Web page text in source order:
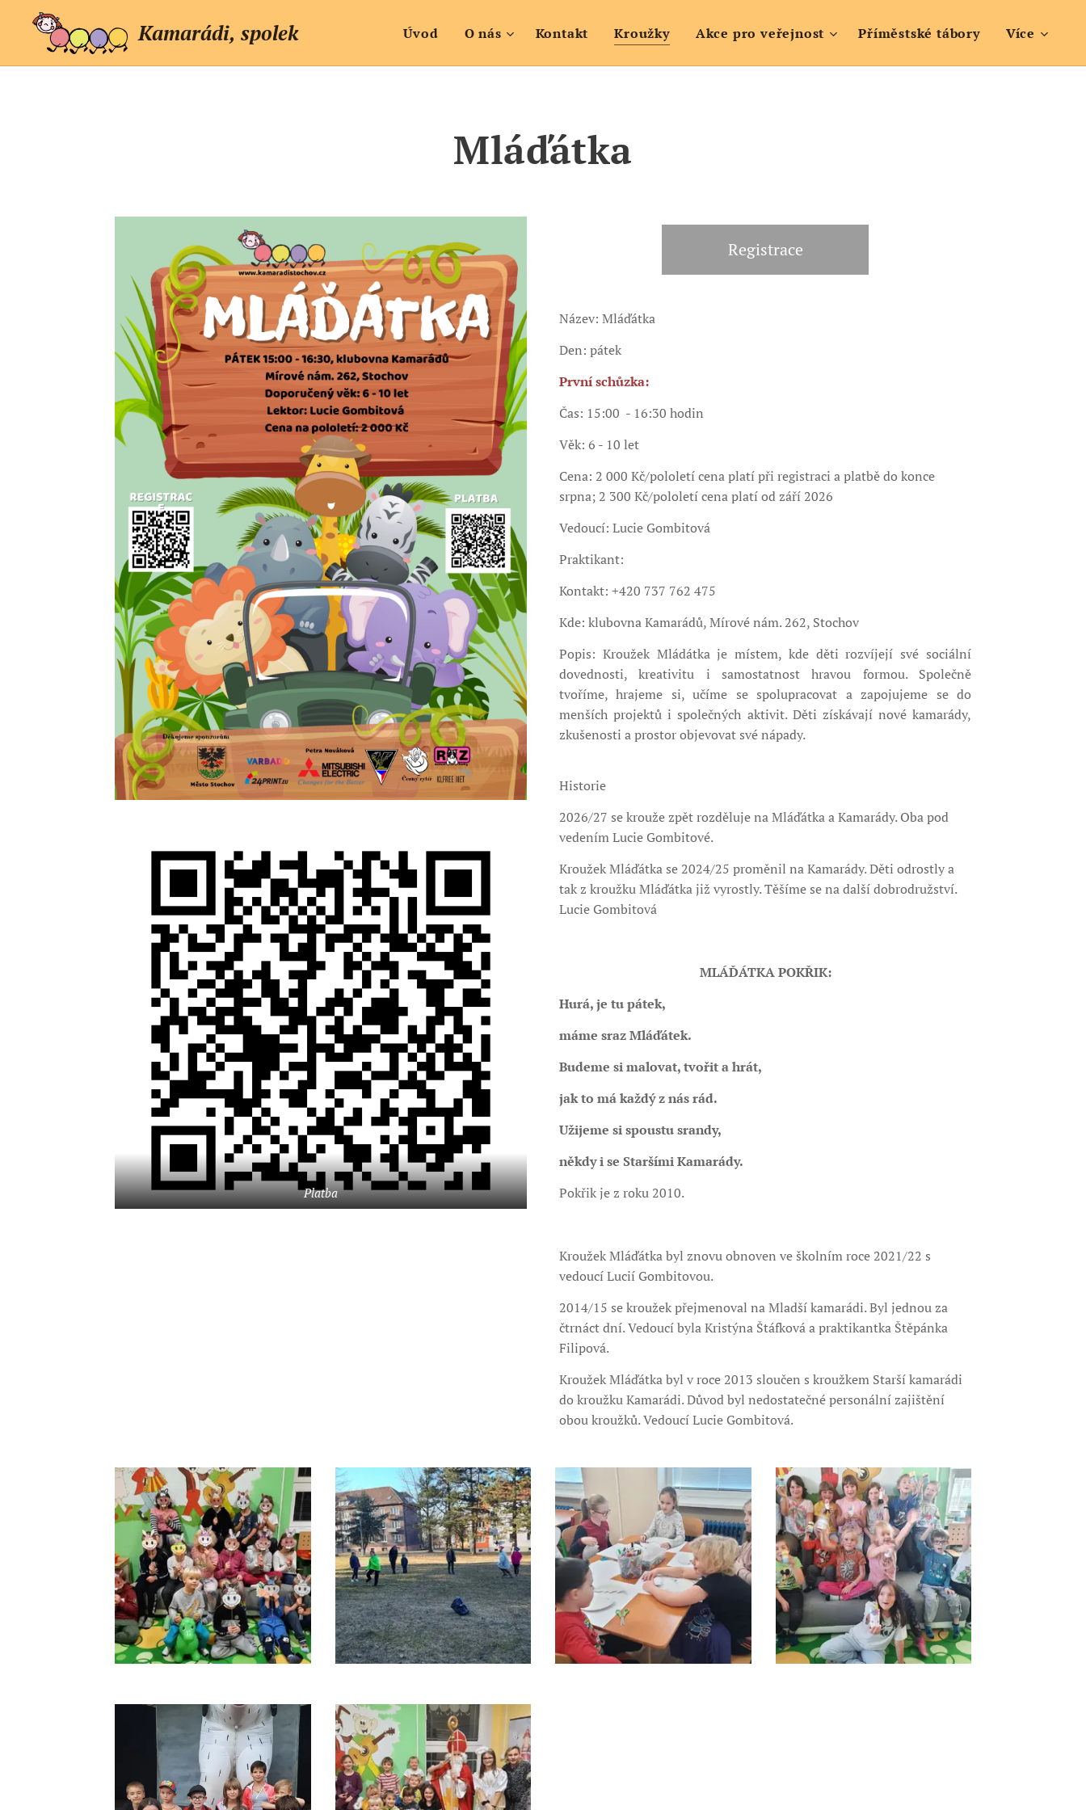
Kamarádi, spolek Úvod O nás Kontakt Kroužky Akce pro veřejnost Příměstské tábory Více
Mláďátka
Platba
Registrace
Název: Mláďátka
Den: pátek
První schůzka:
Čas: 15:00 - 16:30 hodin
Věk: 6 - 10 let
Cena: 2 000 Kč/pololetí cena platí při registraci a platbě do konce
srpna; 2 300 Kč/pololetí cena platí od září 2026
Vedoucí: Lucie Gombitová
Praktikant:
Kontakt: +420 737 762 475
Kde: klubovna Kamarádů, Mírové nám. 262, Stochov
Popis: Kroužek Mládátka je místem, kde děti rozvíjejí své sociální
dovednosti, kreativitu i samostatnost hravou formou. Společně
tvoříme, hrajeme si, učíme se spolupracovat a zapojujeme se do
menších projektů i společných aktivit. Děti získávají nové kamarády,
zkušenosti a prostor objevovat své nápady.
Historie
2026/27 se krouže zpět rozděluje na Mláďátka a Kamarády. Oba pod
vedením Lucie Gombitové.
Kroužek Mláďátka se 2024/25 proměnil na Kamarády. Děti odrostly a
tak z kroužku Mláďátka již vyrostly. Těšíme se na další dobrodružství.
Lucie Gombitová
MLÁĎÁTKA POKŘIK:
Hurá, je tu pátek,
máme sraz Mláďátek.
Budeme si malovat, tvořit a hrát,
jak to má každý z nás rád.
Užijeme si spoustu srandy,
někdy i se Staršími Kamarády.
Pokřik je z roku 2010.
Kroužek Mláďátka byl znovu obnoven ve školním roce 2021/22 s
vedoucí Lucií Gombitovou.
2014/15 se kroužek přejmenoval na Mladší kamarádi. Byl jednou za
čtrnáct dní. Vedoucí byla Kristýna Štáfková a praktikantka Štěpánka
Filipová.
Kroužek Mláďátka byl v roce 2013 sloučen s kroužkem Starší kamarádi
do kroužku Kamarádi. Důvod byl nedostatečné personální zajištění
obou kroužků. Vedoucí Lucie Gombitová.